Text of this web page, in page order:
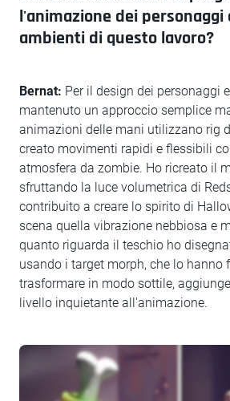
l'animazione dei personaggi
ambienti di questo lavoro?
Bernat: Per il design dei personaggi
mantenuto un approccio semplice
animazioni delle mani utilizzano rig
creato movimenti rapidi e flessibili
atmosfera da zombie. Ho ricreato il
sfruttando la luce volumetrica di
contribuito a creare lo spirito di
scena quella vibrazione nebbiosa e
quanto riguarda il teschio ho
usando i target morph, che lo hanno
trasformare in modo sottile,
livello inquietante all'animazione.